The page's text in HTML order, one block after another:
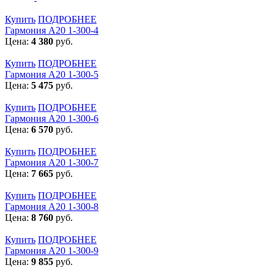
Купить ПОДРОБНЕЕ
Гармония А20 1-300-4
Цена: 4 380 руб.
Купить ПОДРОБНЕЕ
Гармония А20 1-300-5
Цена: 5 475 руб.
Купить ПОДРОБНЕЕ
Гармония А20 1-300-6
Цена: 6 570 руб.
Купить ПОДРОБНЕЕ
Гармония А20 1-300-7
Цена: 7 665 руб.
Купить ПОДРОБНЕЕ
Гармония А20 1-300-8
Цена: 8 760 руб.
Купить ПОДРОБНЕЕ
Гармония А20 1-300-9
Цена: 9 855 руб.